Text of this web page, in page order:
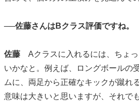
──佐藤さんはBクラス評価ですね。
佐藤 Aクラスに入れるには、ちょ
いかなと。例えば、ロングボールの
ムに、両足から正確なキックが蹴れ
意味は大きいと思いますが、それで